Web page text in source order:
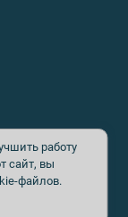
материалов
При
Редакция не
Все
сертификаты и
согласия
работу
сайт, вы
файлов.